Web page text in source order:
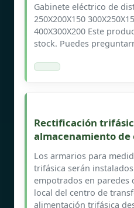
Gabinete eléctrico de
250X200X150
400X300X200 Este
stock. Puedes
Rectificación
almacenamiento de
Los armarios para
trifásica serán
empotrados en paredes
local del centro de
alimentación trifásica